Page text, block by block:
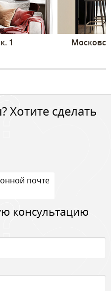
1
Хотите сделать
почте
консультацию